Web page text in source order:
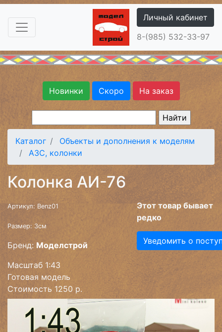
Личный кабинет
8-(985) 532-33-97
Новинки Скоро На заказ
Каталог
Объекты и дополнения к моделям
АЗС, колонки
Колонка АИ-76
Артикул: Benz01
Размер: 3см
Бренд: Моделстрой
Масштаб 1:43
Готовая модель
Стоимость 1250 р.
Этот товар бывает
редко
Уведомить о